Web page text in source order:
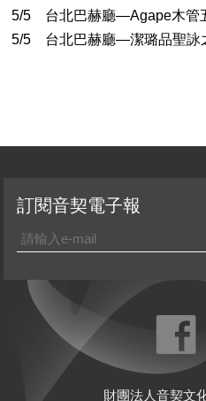
5/5 台北巴赫廳—Agape木管
5/5 台北巴赫廳—潔璐品聖詠
財團法人音契文
訂閱音契電子報